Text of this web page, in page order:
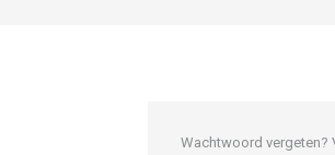
Wachtwoord vergeten?